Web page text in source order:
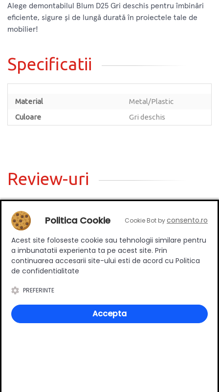
Alege demontabilul Blum D25 Gri deschis pentru îmbinări
eficiente, sigure și de lungă durată în proiectele tale de
mobilier!
Specificatii
Material
Metal/Plastic
Culoare
Gri deschis
Review-uri
Deții sau ai utilizat produsul?
Spune-ți părerea acordând o nota produsului
Adaugă un review
Ratingul general al produsului
Politica Cookie Cookie Bot byconsento.ro
Acest site foloseste cookie sau tehnologii similare pentru
a imbunatatii experienta ta pe acest site. Prin
continuarea accesarii site-ului esti de acord cu Politica
de confidentialitate
PREFERINTE
Accepta